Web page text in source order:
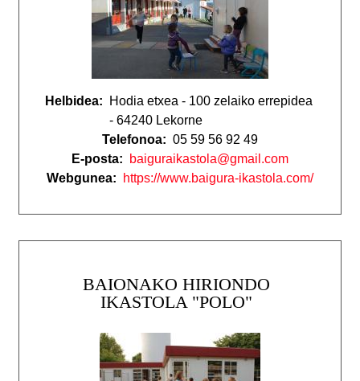
Helbidea:
Hodia etxea - 100 zelaiko errepidea
- 64240 Lekorne
Telefonoa: 05 59 56 92 49
E-posta:
baiguraikastola@gmail.com
Webgunea:
https://www.baigura-ikastola.com/
BAIONAKO HIRIONDO
IKASTOLA "POLO"